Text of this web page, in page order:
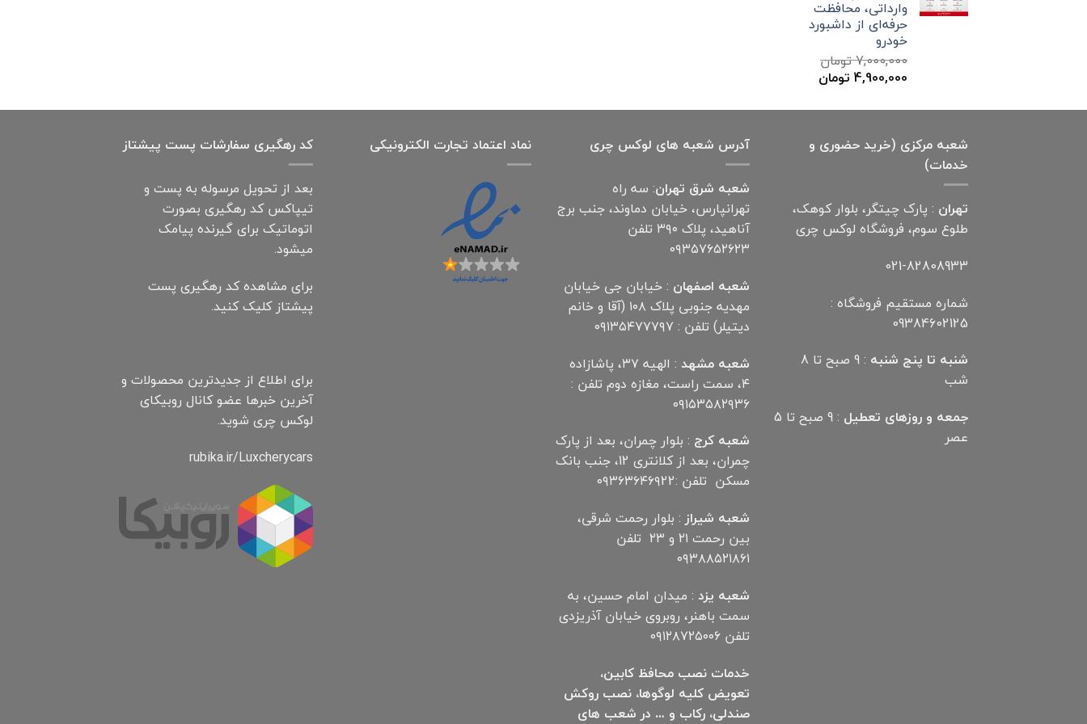
وارداتی، محافظت
حرفه‌ای از داشبورد
خودرو
7,000,000تومان
قیمت
7,000,000 تومان
4,900,000 تومان
4,900,000 تومان
شعبه مرکزی (خرید حضوری و
خدمات)
تهران : پارک چیتگر، بلوار کوهک،
طلوع سوم، فروشگاه لوکس چری
021-82808933
شماره مستقیم فروشگاه :
09384602125
شنبه تا پنج شنبه
: 9 صبح تا 8
شب
جمعه و روزهای تعطیل
: 9 صبح تا 5
عصر
آدرس شعبه های لوکس چری
شعبه شرق تهران: سه راه
تهرانپارس، خیابان دماوند، جنب برج
آناهید، پلاک ۳۹۰ تلفن
۰۹۳۵۷۶۵۲۶۲۳
شعبه اصفهان : خیابان جی خیابان
مهدیه جنوبی پلاک ۱۰۸ (آقا و خانم
دیتیلر) تلفن : ۰۹۱۳۵۴۷۷۷۹۷
شعبه مشهد
: الهیه ۳۷، پاشازاده
۴، سمت راست، مغازه دوم تلفن :
۰۹۱۵۳۵۸۲۹۳۶
شعبه کرج : بلوار چمران، بعد از پارک
چمران، بعد از کلانتری 12، جنب بانک
مسکن تلفن :۰۹۳۶۳۶۴۶۹22
شعبه شیراز: بلوار رحمت شرقی،
بین رحمت ۲۱ و ۲۳ تلفن
۰۹۳۸۸۵۲۱۸۶۱
شعبه یزد : میدان امام حسین، به
سمت باهنر، روبروی خیابان آذریزدی
تلفن ۰۹۱۲۸۷۲۵۰۰۶
خدمات نصب محافظ کابین،
تعویض کلیه لوگوها، نصب روکش
صندلی، رکاب و … در شعب های
نماد اعتماد تجارت الكترونیكی
کد رهگیری سفارشات پست پیشتاز
بعد از تحویل مرسوله به پست و
تیپاکس کد رهگیری بصورت
اتوماتیک برای گیرنده پیامک
میشود.
برای مشاهده کد رهگیری پست
پیشتاز کلیک کنید.
برای اطلاع از جدیدترین محصولات و
آخرین خبرها عضو کانال روبیکای
لوکس چری شوید.
rubika.ir/Luxcherycars